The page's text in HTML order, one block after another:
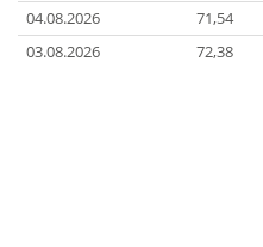
04.08.2026
71,54
03.08.2026
72,38